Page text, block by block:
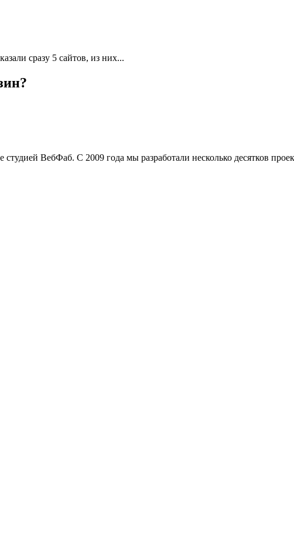
сразу 5 сайтов, из них...
ВебФаб. С 2009 года мы разработали несколько десятков